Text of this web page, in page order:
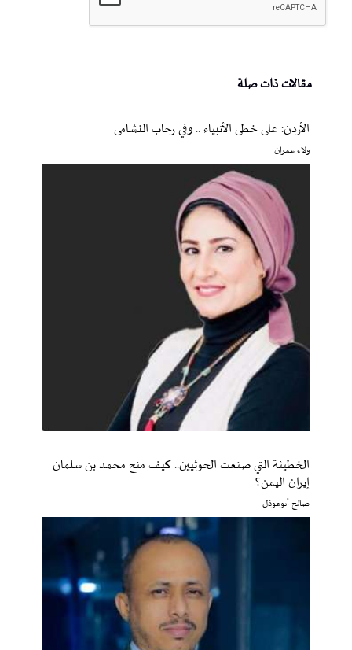
مقالات ذات صلة
الأردن: على خطى الأنبياء .. وفي رحاب النشامى
ولاء عمران
الخطيئة التي صنعت الحوثيين.. كيف منح محمد بن سلمان
إيران اليمن؟
صالح أبوعوذل